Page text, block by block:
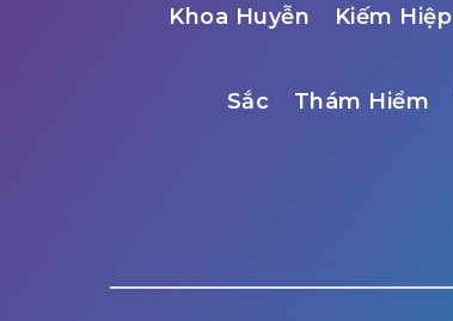
Khoa Huyễn Kiếm Hiệp
Sắc Thám Hiểm